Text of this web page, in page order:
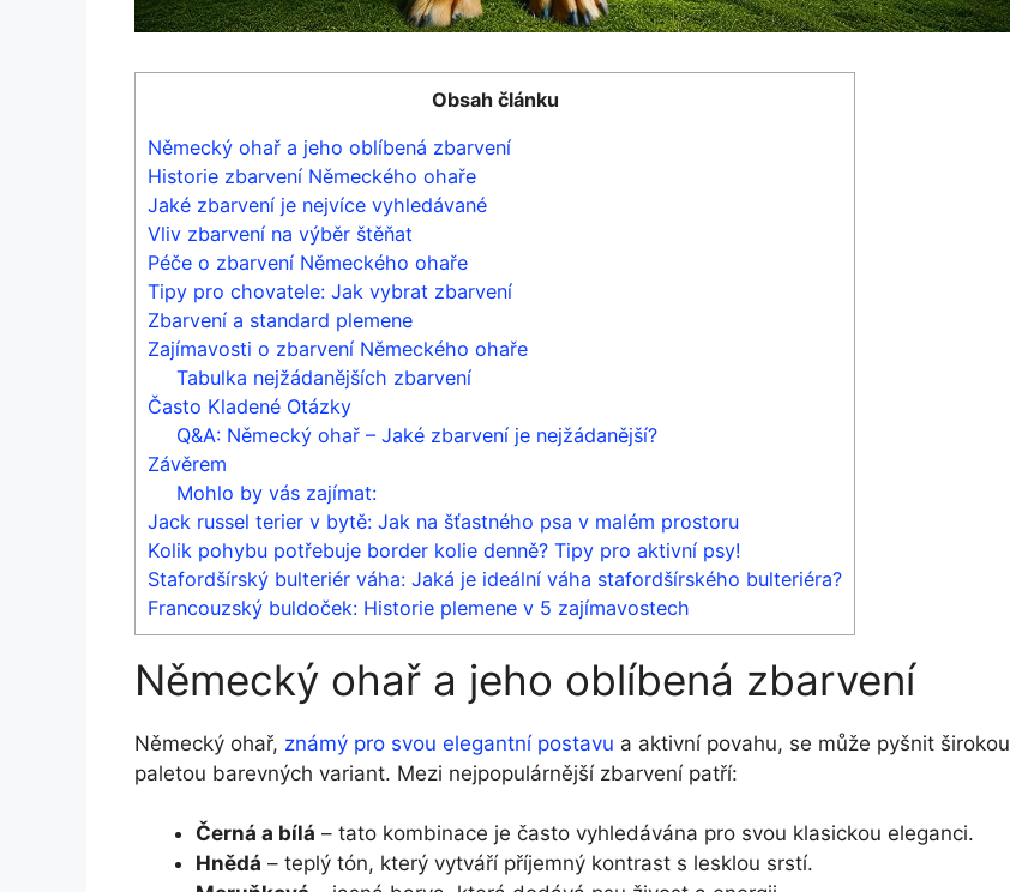
Obsah článku
Německý ohař a jeho oblíbená zbarvení
Historie zbarvení Německého ohaře
Jaké zbarvení je nejvíce vyhledávané
Vliv zbarvení na výběr štěňat
Péče o zbarvení Německého ohaře
Tipy pro chovatele: Jak vybrat zbarvení
Zbarvení a standard plemene
Zajímavosti o zbarvení Německého ohaře
Tabulka nejžádanějších zbarvení
Často Kladené Otázky
Q&A: Německý ohař – Jaké zbarvení je nejžádanější?
Závěrem
Mohlo by vás zajímat:
Jack russel terier v bytě: Jak na šťastného psa v malém prostoru
Kolik pohybu potřebuje border kolie denně? Tipy pro aktivní psy!
Stafordšírský bulteriér váha: Jaká je ideální váha stafordšírského bulteriéra?
Francouzský buldoček: Historie plemene v 5 zajímavostech
Německý ohař a jeho oblíbená zbarvení
Německý ohař, známý pro svou elegantní postavu a aktivní povahu, se může pyšnit širokou
paletou barevných variant. Mezi nejpopulárnější zbarvení patří:
Černá a bílá – tato kombinace je často vyhledávána pro svou klasickou eleganci.
Hnědá – teplý tón, který vytváří příjemný kontrast s lesklou srstí.